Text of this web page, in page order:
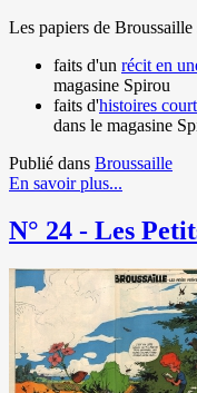
Les papiers de Broussaille
faits d'un récit en
magasine Spirou
faits d'histoires
dans le magasine
Publié dans Broussaille
En savoir plus...
N° 24 - Les